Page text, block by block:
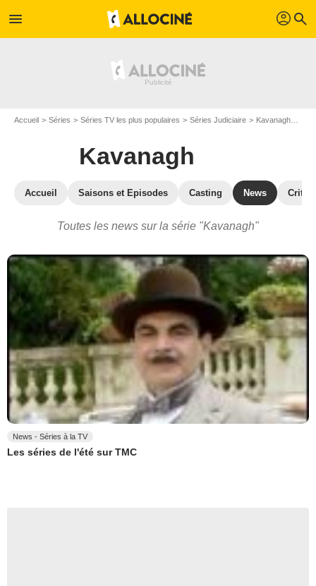
menu profil search
Accueil Séries Séries TV les plus populaires Séries Judiciaire Kavanagh
Kavanagh
Accueil Saisons et Episodes Casting News
Toutes les news sur la série "Kavanagh"
News - Séries à la TV
Les séries de l'été sur TMC